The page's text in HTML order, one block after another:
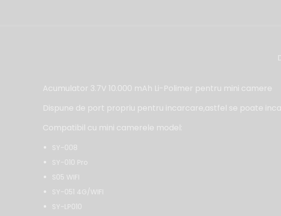
Acumulator 3.7V 10.000 mAh Li-Polimer pentru mini camere
Dispune de port propriu pentru incarcare,astfel se poate
Compatibil cu mini camerele model:
SY-008
SY-010 Pro
S05 WIFI
SY-051 4G/WIFI
SY-LP010